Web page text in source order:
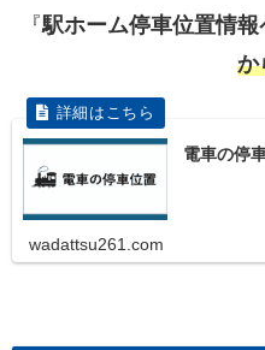
『駅ホーム停車位置情報
か
電車の停
wadattsu261.com